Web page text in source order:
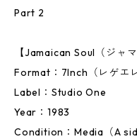
Part 2
【Jamaican Soul（ジャ
Format：7Inch（レゲエ
Label：Studio One
Year：1983
Condition：Media（A